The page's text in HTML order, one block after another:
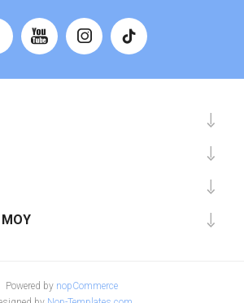
ΜΟΥ
Powered by nopCommerce